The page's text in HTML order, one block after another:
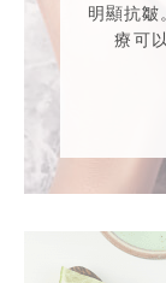
明顯抗
療可